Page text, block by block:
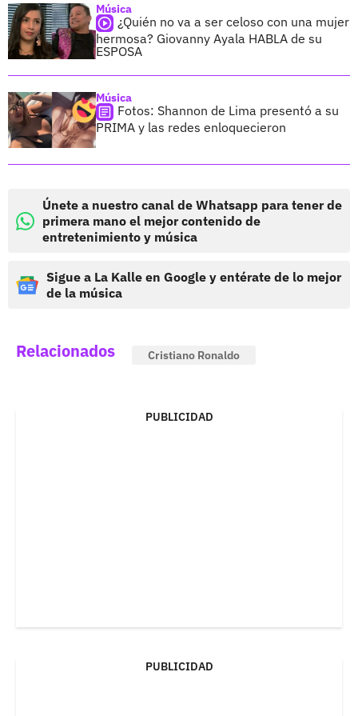
Música
¿Quién no va a ser celoso con una mujer
hermosa? Giovanny Ayala HABLA de su
ESPOSA
Música
Fotos: Shannon de Lima presentó a su
PRIMA y las redes enloquecieron
Únete a nuestro canal de Whatsapp para tener de
primera mano el mejor contenido de
entretenimiento y música
Sigue a La Kalle en Google y entérate de lo mejor
de la música
Relacionados Cristiano Ronaldo
PUBLICIDAD
PUBLICIDAD